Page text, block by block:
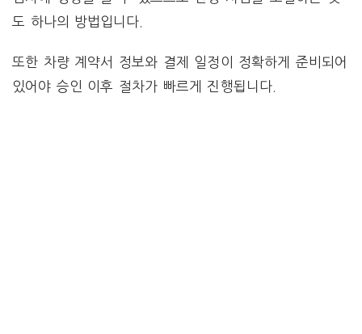
도 하나의 방법입니다.
또한 차량 계약서 정보와 결제 일정이 정확하게 준비되어
있어야 승인 이후 절차가 빠르게 진행됩니다.